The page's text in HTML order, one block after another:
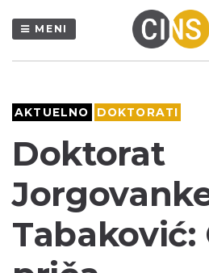
MENI
AKTUELNO DOKTORATI
Doktorat
Tabaković: